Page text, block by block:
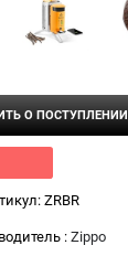
О ПОСТУПЛЕНИИ
ZRBR
: Zippo